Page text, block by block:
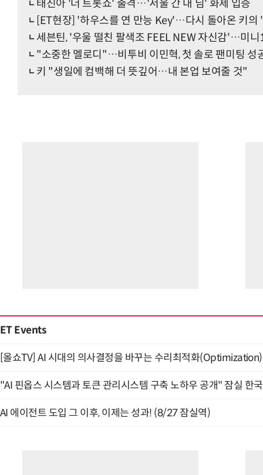
태진아 '더 트롯쇼' 출격…'서울 간 내 님' 화제 입증
[ET현장] '하우스를 연 만능 Key'…다시 돌아온 키의
세븐틴, '우울 떨친 팔색조 FEEL NEW 자신감'…미
"소중한 멜로디"…비투비 이민혁, 첫 솔로 팬미팅 성
키 "생일에 컴백해 더 뜻깊어…내 본업 보여줄 것"
ET Events
[올쇼TV] AI 시대의 의사결정을 바꾸는 수리최적화
"AI 핀옵스 시스템과 토큰 관리시스템 구축 노하우 공개" 잠실 한
AI 에이전트 도입 그 이후, 이제는 성과! (8/27 잠실역)